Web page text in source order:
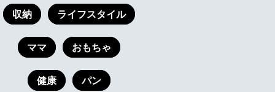
収納 ライフスタイル
ママ おもちゃ
健康 パン